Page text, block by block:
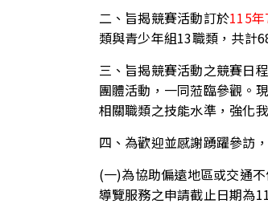
二、旨揭競賽活動訂於115
類與青少年組13職類，共計
三、旨揭競賽活動之競賽日
團體活動，一同蒞臨參觀。
相關職類之技能水準，強化
四、為歡迎並感謝踴躍參訪
(一)為協助偏遠地區或交通
導覽服務之申請截止日期為